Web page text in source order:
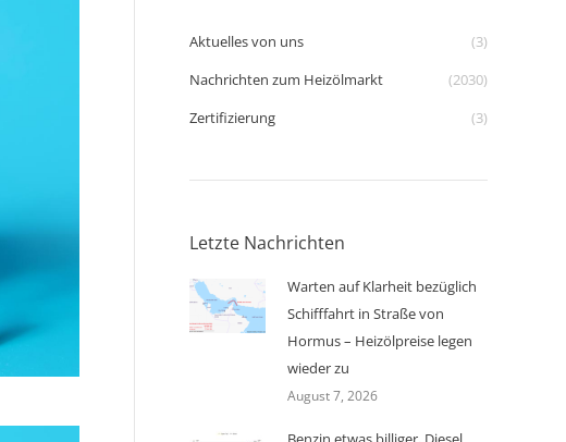
Aktuelles von uns
(3)
Nachrichten zum Heizölmarkt
(2030)
Zertifizierung
(3)
Letzte Nachrichten
Warten auf Klarheit bezüglich
Schifffahrt in Straße von
Hormus – Heizölpreise legen
wieder zu
August 7, 2026